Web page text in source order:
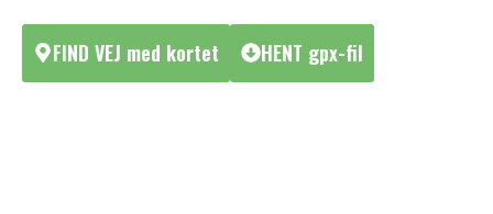
FIND VEJ med kortet HENT gpx-fil